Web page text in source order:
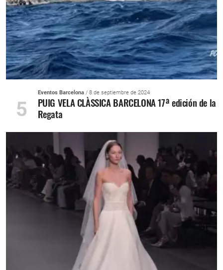
5
Eventos Barcelona/ 8 de septiembre de 2024
PUIG VELA CLÀSSICA BARCELONA 17ª edición de la
Regata